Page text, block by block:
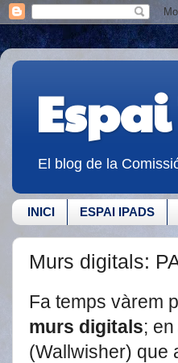
Espai
El blog de la
INICI ESPAI IPADS
Murs digitals:
Fa temps vàrem
murs digitals;
(Wallwisher) que